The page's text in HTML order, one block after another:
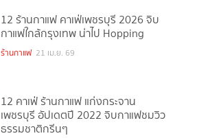
12 ร้านกาแฟ คาเฟ่เพชรบุรี 2026 จิบ
กาแฟใกล้กรุงเทพ น่าไป Hopping
ร้านกาแฟ 21 เม.ย. 69
12 คาเฟ่ ร้านกาแฟ แก่งกระจาน
เพชรบุรี อัปเดตปี 2022 จิบกาแฟชมวิว
ธรรมชาติกรีนๆ